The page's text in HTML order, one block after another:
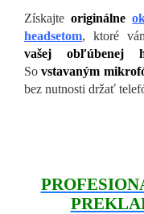
Získajteoriginálne
headsetom, ktoré
vašej obľúbenej
Sovstavaným
bez nutnosti držať